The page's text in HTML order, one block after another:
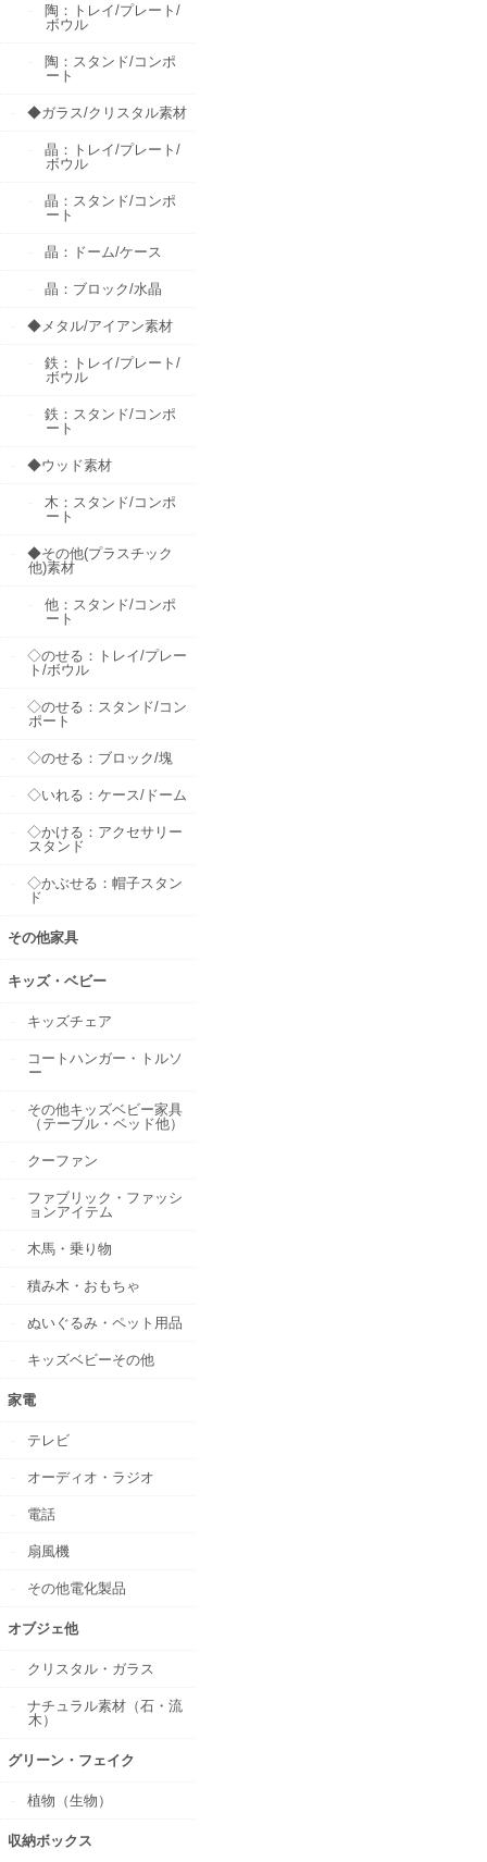
陶：トレイ/プレート/
ボウル
陶：スタンド/コンポ
ート
◆ガラス/クリスタル素材
晶：トレイ/プレート/
ボウル
晶：スタンド/コンポ
ート
晶：ドーム/ケース
晶：ブロック/水晶
◆メタル/アイアン素材
鉄：トレイ/プレート/
ボウル
鉄：スタンド/コンポ
ート
◆ウッド素材
木：スタンド/コンポ
ート
◆その他(プラスチック
他)素材
他：スタンド/コンポ
ート
◇のせる：トレイ/プレー
ト/ボウル
◇のせる：スタンド/コン
ポート
◇のせる：ブロック/塊
◇いれる：ケース/ドーム
◇かける：アクセサリー
スタンド
◇かぶせる：帽子スタン
ド
その他家具
キッズ・ベビー
キッズチェア
コートハンガー・トルソ
ー
その他キッズベビー家具
（テーブル・ベッド他）
クーファン
ファブリック・ファッシ
ョンアイテム
木馬・乗り物
積み木・おもちゃ
ぬいぐるみ・ペット用品
キッズベビーその他
家電
テレビ
オーディオ・ラジオ
電話
扇風機
その他電化製品
オブジェ他
クリスタル・ガラス
ナチュラル素材（石・流
木）
グリーン・フェイク
植物（生物）
収納ボックス